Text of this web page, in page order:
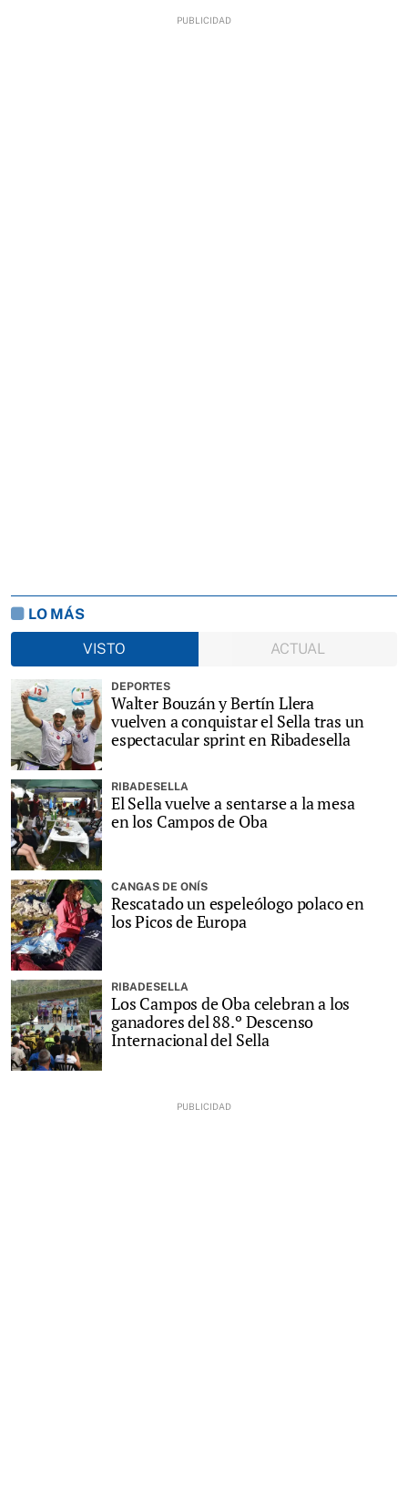
LO MÁS
VISTO
ACTUAL
DEPORTES
Walter Bouzán y Bertín Llera
vuelven a conquistar el Sella tras un
espectacular sprint en Ribadesella
RIBADESELLA
El Sella vuelve a sentarse a la mesa
en los Campos de Oba
CANGAS DE ONÍS
Rescatado un espeleólogo polaco en
los Picos de Europa
RIBADESELLA
Los Campos de Oba celebran a los
ganadores del 88.º Descenso
Internacional del Sella